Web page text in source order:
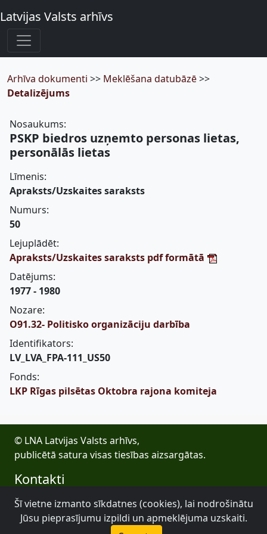
Latvijas Valsts arhīvs
Arhīva dokumenti >> Meklēšana datubāzē>>
Detalizējums
Nosaukums:
PSKP biedros uzņemto personas lietas,
personālās lietas
Līmenis:
Apraksts/Uzskaites saraksts
Numurs:
50
Lejuplādēt:
Apraksts/Uzskaites saraksts pdf formātā
Datējums:
1977 - 1980
Nozare:
O91.32- Politisko organizāciju darbība
Identifikators:
LV_LVA_FPA-111_US50
Fonds:
LKP Rīgas pilsētas Oktobra rajona komiteja
© LNA Latvijas Valsts arhīvs,
publicētā satura visas tiesības aizsargātas.
Kontakti
E-pasts: lva@arhivi.gov.lv
Tālrunis: +371 20027447
Bezdelīgu 1A, Rīga
Šī vietne izmanto sīkdatnes (cookies), lai nodrošinātu
Jūsu pieprasījumu izpildi un apmeklējuma uzskaiti.